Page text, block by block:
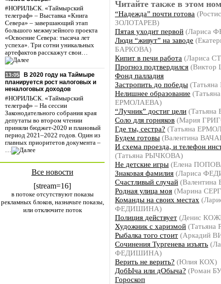
#НОРИЛЬСК. «Таймырский
телеграф» – Выставка «Книга
Севера» – завершающий этап
большого межмузейного проекта
«Освоение Севера: тысяча лет
успеха». Три сотни уникальных
артефактов расскажут свои…
13:05
В 2020 году на Таймыре
планируется рост налоговых и
неналоговых доходов
#НОРИЛЬСК. «Таймырский
телеграф» – На сессии
Законодательного собрания края
депутаты во втором чтении
приняли бюджет-2020 и плановый
период 2021–2022 годов. Один из
главных приоритетов документа –
…
Все новости
[stream=16]
в потоке отсутствуют показы
рекламных блоков, назначьте показы,
или отключите поток
Читайте также в этом
“Надежда” почти готова
ЗОЛОТАРЕВ)
Пятая уходит первой (Лариса
Люди “живут” на заводе
БАРКОВА)
Кипит в печи работа (Лариса
Прогноз подтвердился (Виктор
Фонд палладия
Застропить до победы
Нелишнее образование (Татьяна
ЕРМОЛАЕВА)
“Лучник” достиг цели
Соло для горняков (Мария
Где ты, сестра? (Татьяна
Будем готовы (Валентина
И схема проезда, и телефон
(Татьяна РЫЧКОВА)
Не детские игры (Елена
Знаковая фамилия (Лариса
Счастливый случай
Родная улица моя (Марина
Команды на своих местах
ФЕДИШИНА)
Полиция действует (Денис
Художник с харизмой
Рыбалка того стоит (Аркадий
Сочинения Тургенева изъять
ФЕДИШИНА)
Верить не верить? (Юлия КОХ)
ДобЫча или дОбыча? (Роман
Гороскоп